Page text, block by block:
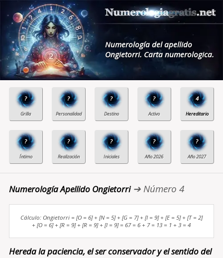
Numerología del apellido
Ongietorri. Carta numerologica.
? ? ? ? 4
? ? ? ? ?
Numerología Apellido Ongietorri➔ Número 4
Cálculo: Ongietorri = [O = 6] + [N = 5] + [G = 7] + [I = 9] + [E = 5] + [T = 2]
+ [O = 6] + [R = 9] + [R = 9] + [I = 9] = 67 = 6 + 7 = 13 = 1 + 3 = 4
Hereda la paciencia, el ser conservador y el sentido del